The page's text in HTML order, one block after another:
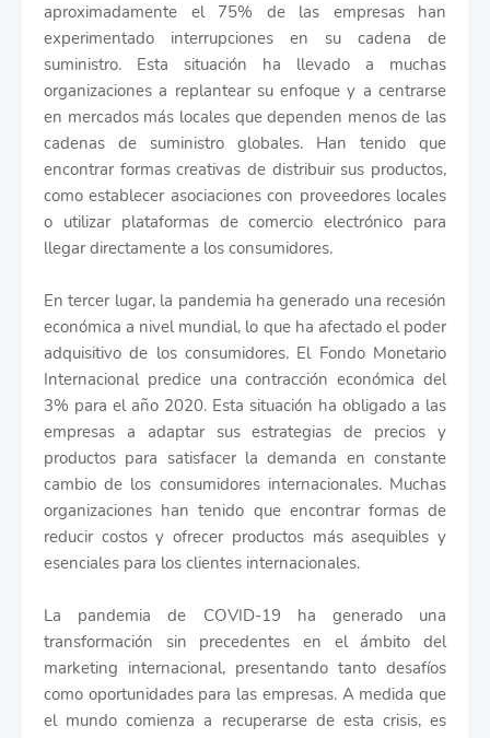
aproximadamente el 75% de las empresas han
experimentado interrupciones en su cadena de
suministro. Esta situación ha llevado a muchas
organizaciones a replantear su enfoque y a centrarse
en mercados más locales que dependen menos de las
cadenas de suministro globales. Han tenido que
encontrar formas creativas de distribuir sus productos,
como establecer asociaciones con proveedores locales
o utilizar plataformas de comercio electrónico para
llegar directamente a los consumidores.
En tercer lugar, la pandemia ha generado una recesión
económica a nivel mundial, lo que ha afectado el poder
adquisitivo de los consumidores. El Fondo Monetario
Internacional predice una contracción económica del
3% para el año 2020. Esta situación ha obligado a las
empresas a adaptar sus estrategias de precios y
productos para satisfacer la demanda en constante
cambio de los consumidores internacionales. Muchas
organizaciones han tenido que encontrar formas de
reducir costos y ofrecer productos más asequibles y
esenciales para los clientes internacionales.
La pandemia de COVID-19 ha generado una
transformación sin precedentes en el ámbito del
marketing internacional, presentando tanto desafíos
como oportunidades para las empresas. A medida que
el mundo comienza a recuperarse de esta crisis, es